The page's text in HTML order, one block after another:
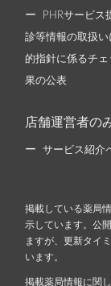
PHRサービス
診等情報の取扱
的指針に係るチ
果の公表
店舗運営者の
サービス紹介
掲載している薬局
示しています。公
ますが、更新タイ
います。
掲載薬局情報に関